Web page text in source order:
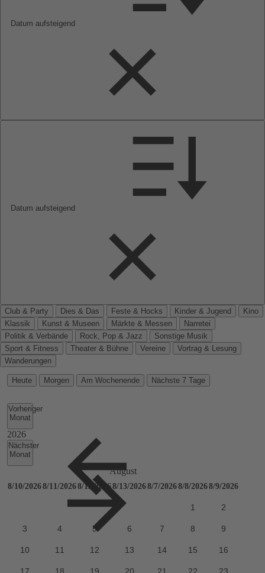
Datum aufsteigend
Datum aufsteigend
Club & Party Dies & Das Feste & Hocks Kinder & Jugend
Kino
Klassik
Kunst & Museen Märkte & Messen
Narretei
Politik & Verbände
Rock, Pop & Jazz
Sonstige Musik
Sport & Fitness
Theater & Bühne Vereine
Vortrag & Lesung
Wanderungen
Heute Morgen Am Wochenende Nächste 7 Tage
Vorheriger
Monat
Nächster
Monat